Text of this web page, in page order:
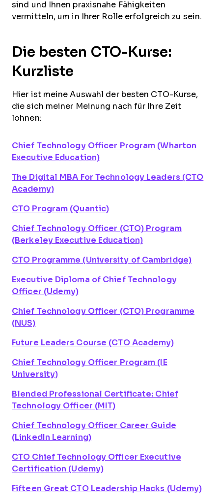
sind und Ihnen praxisnahe Fähigkeiten
vermitteln, um in Ihrer Rolle erfolgreich zu sein.
Die besten CTO-Kurse:
Kurzliste
Hier ist meine Auswahl der besten CTO-Kurse,
die sich meiner Meinung nach für Ihre Zeit
lohnen:
Chief Technology Officer Program (Wharton
Executive Education)
The Digital MBA For Technology Leaders (CTO
Academy)
CTO Program (Quantic)
Chief Technology Officer (CTO) Program
(Berkeley Executive Education)
CTO Programme (University of Cambridge)
Executive Diploma of Chief Technology
Officer (Udemy)
Chief Technology Officer (CTO) Programme
(NUS)
Future Leaders Course (CTO Academy)
Chief Technology Officer Program (IE
University)
Blended Professional Certificate: Chief
Technology Officer (MIT)
Chief Technology Officer Career Guide
(LinkedIn Learning)
CTO Chief Technology Officer Executive
Certification (Udemy)
Fifteen Great CTO Leadership Hacks (Udemy)